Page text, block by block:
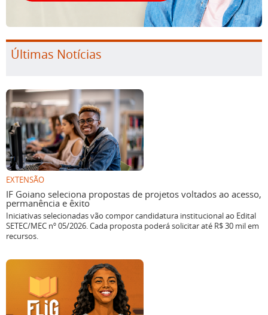
Últimas Notícias
EXTENSÃO
IF Goiano seleciona propostas de projetos voltados ao acesso,
permanência e êxito
Iniciativas selecionadas vão compor candidatura institucional ao Edital
SETEC/MEC nº 05/2026. Cada proposta poderá solicitar até R$ 30 mil em
recursos.